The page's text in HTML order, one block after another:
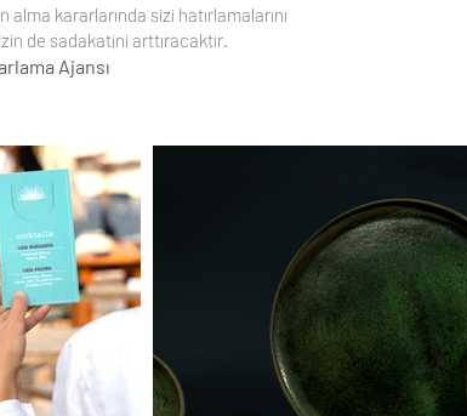
alma kararlarında sizi hatırlamalarını
de sadakatini arttıracaktır.
Ajansı